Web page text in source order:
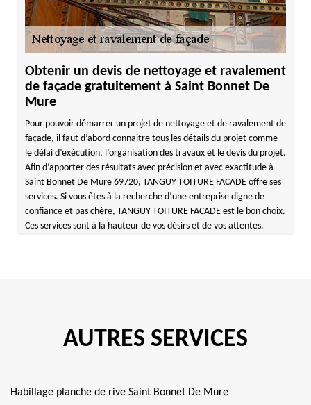
Obtenir un devis de nettoyage et ravalement
de façade gratuitement à Saint Bonnet De
Mure
Pour pouvoir démarrer un projet de nettoyage et de ravalement de
façade, il faut d’abord connaitre tous les détails du projet comme
le délai d’exécution, l’organisation des travaux et le devis du projet.
Afin d’apporter des résultats avec précision et avec exactitude à
Saint Bonnet De Mure 69720, TANGUY TOITURE FACADE offre ses
services. Si vous êtes à la recherche d’une entreprise digne de
confiance et pas chère, TANGUY TOITURE FACADE est le bon choix.
Ces services sont à la hauteur de vos désirs et de vos attentes.
AUTRES SERVICES
Habillage planche de rive Saint Bonnet De Mure